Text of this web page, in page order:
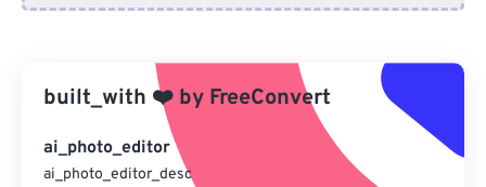
來自 Google 雲端硬碟
來自 OneDrive
built_with ❤️ by FreeConvert
ai_photo_editor
ai_photo_editor_desc